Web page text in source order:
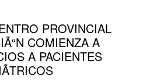
PROVINCIAL
COMIENZA A
A PACIENTES